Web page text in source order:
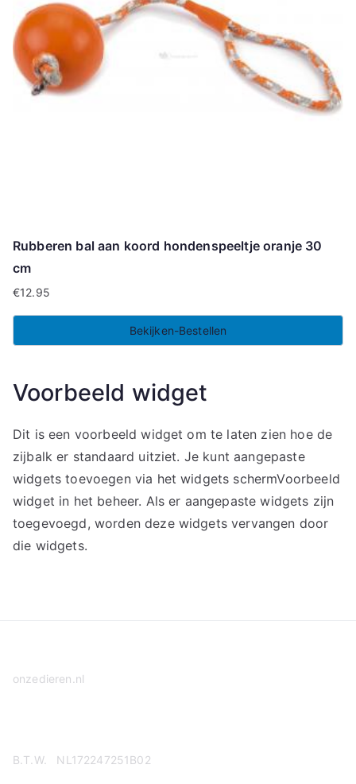
Rubberen bal aan koord hondenspeeltje oranje 30
cm
€12.95
Bekijken-Bestellen
Voorbeeld widget
Dit is een voorbeeld widget om te laten zien hoe de
zijbalk er standaard uitziet. Je kunt aangepaste
widgets toevoegen via het widgets schermVoorbeeld
widget in het beheer. Als er aangepaste widgets zijn
toegevoegd, worden deze widgets vervangen door
die widgets.
onzedieren.nl
B.T.W. NL172247251B02